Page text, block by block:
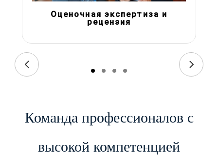
Оценочная экспертиза и
рецензия
Команда профессионалов с
высокой компетенцией